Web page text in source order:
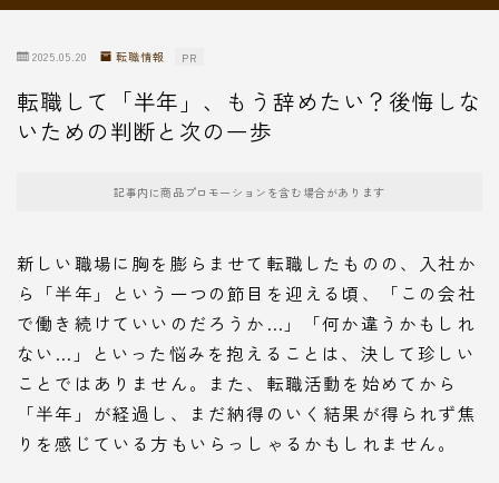
2025.05.20 転職情報 PR
転職して「半年」、もう辞めたい？後悔しな
いための判断と次の一歩
記事内に商品プロモーションを含む場合があります
新しい職場に胸を膨らませて転職したものの、入社か
ら「半年」という一つの節目を迎える頃、「この会社
で働き続けていいのだろうか…」「何か違うかもしれ
ない…」といった悩みを抱えることは、決して珍しい
ことではありません。また、転職活動を始めてから
「半年」が経過し、まだ納得のいく結果が得られず焦
りを感じている方もいらっしゃるかもしれません。